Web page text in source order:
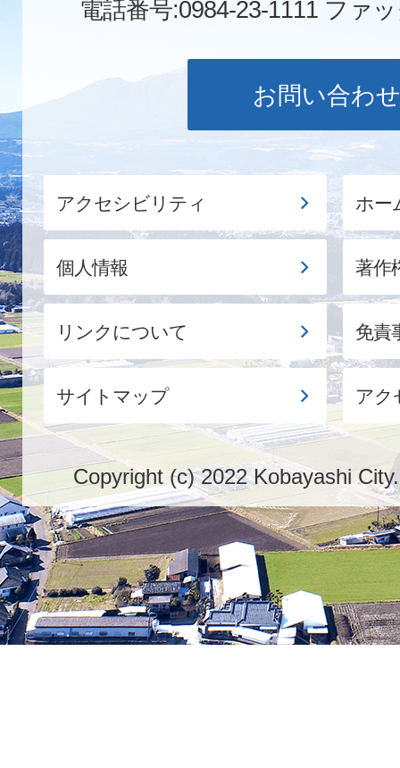
電話番号:0984-23-1111 ファ
お問い合わせ
アクセシビリティ ホー
個人情報 著作
リンクについて 免責
サイトマップ アク
Copyright (c) 2022 Kobayashi